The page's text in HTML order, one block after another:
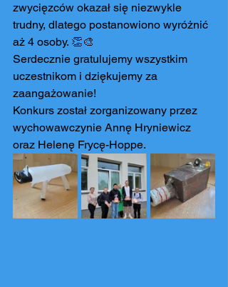
zwycięzców okazał się niezwykle
trudny, dlatego postanowiono wyróżnić
aż 4 osoby. 👏🎨
Serdecznie gratulujemy wszystkim
uczestnikom i dziękujemy za
zaangażowanie!
Konkurs został zorganizowany przez
wychowawczynie Annę Hryniewicz
oraz Helenę Frycę-Hoppe.